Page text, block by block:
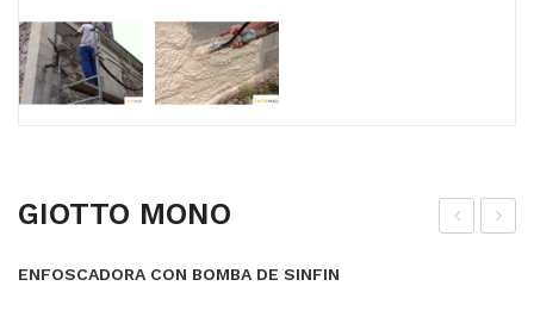
GIOTTO MONO
ENFOSCADORA CON BOMBA DE SINFIN